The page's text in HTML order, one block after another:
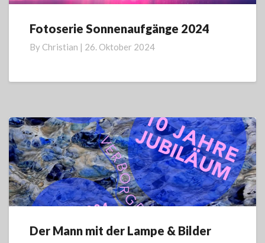
Fotoserie
Sonnenaufgänge
2024
Fotoserie Sonnenaufgänge 2024
By Christian | 26. Oktober 2024
Der
Der Mann mit der Lampe & Bilder